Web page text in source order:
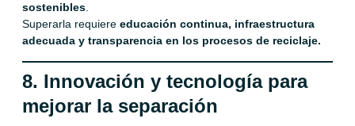
sostenibles.
Superarla requiere educación continua, infraestructura
adecuada y transparencia en los procesos de reciclaje.
8. Innovación y tecnología para
mejorar la separación